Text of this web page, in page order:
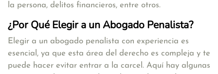
la persona, delitos financieros, entre otros.
¿Por Qué Elegir a un Abogado Penalista?
Elegir a un abogado penalista con experiencia es
esencial, ya que esta área del derecho es compleja y te
puede hacer evitar entrar a la carcel. Aquí hay algunas